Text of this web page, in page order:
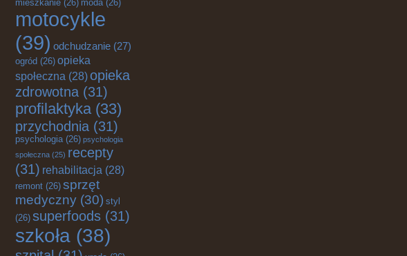
mieszkanie (26) moda(26)
motocykle
(39) odchudzanie (27)
ogród (26) opieka
społeczna (28) opieka
zdrowotna (31)
profilaktyka(33)
przychodnia (31)
psychologia(26) psychologia
społeczna (25) recepty
(31) rehabilitacja (28)
remont (26) sprzęt
medyczny (30) styl
(26) superfoods (31)
szkoła (38)